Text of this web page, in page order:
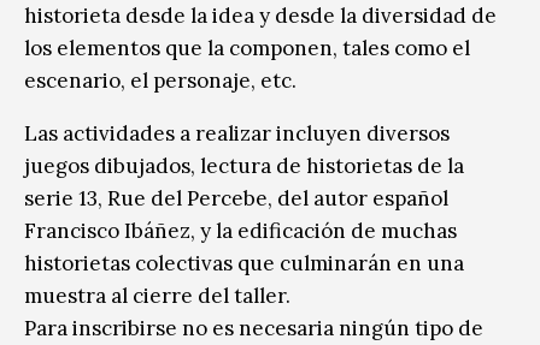
historieta desde la idea y desde la diversidad de
los elementos que la componen, tales como el
escenario, el personaje, etc.
Las actividades a realizar incluyen diversos
juegos dibujados, lectura de historietas de la
serie 13, Rue del Percebe, del autor español
Francisco Ibáñez, y la edificación de muchas
historietas colectivas que culminarán en una
muestra al cierre del taller.
Para inscribirse no es necesaria ningún tipo de